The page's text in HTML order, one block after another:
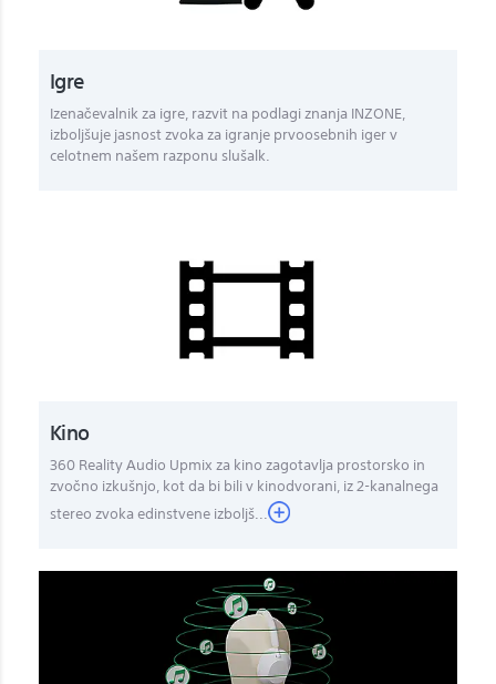
Igre
Izenačevalnik za igre, razvit na podlagi znanja INZONE,
izboljšuje jasnost zvoka za igranje prvoosebnih iger v
celotnem našem razponu slušalk.
Kino
360 Reality Audio Upmix za kino zagotavlja prostorsko in
zvočno izkušnjo, kot da bi bili v kinodvorani, iz 2-kanalnega
stereo zvoka edinstvene izboljš...